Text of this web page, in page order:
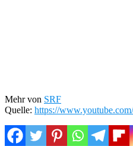
Mehr von SRF
Quelle: https://